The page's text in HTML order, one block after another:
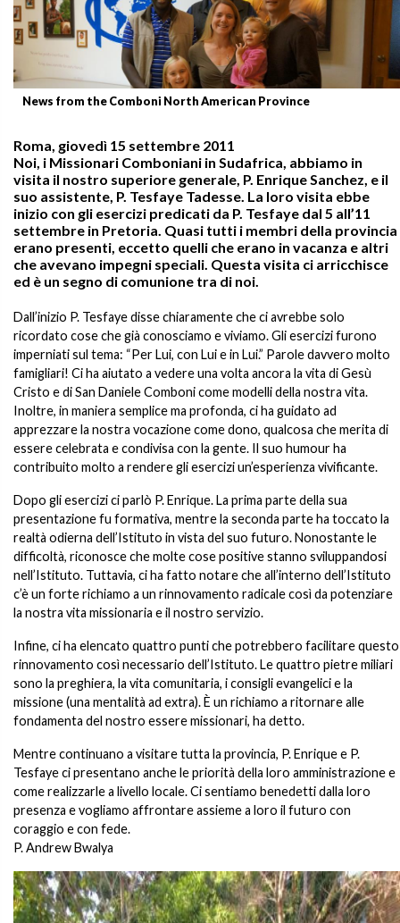
News from the Comboni North American Province
Roma, giovedì 15 settembre 2011
Noi, i Missionari Comboniani in Sudafrica, abbiamo in
visita il nostro superiore generale, P. Enrique Sanchez, e il
suo assistente, P. Tesfaye Tadesse. La loro visita ebbe
inizio con gli esercizi predicati da P. Tesfaye dal 5 all’11
settembre in Pretoria. Quasi tutti i membri della provincia
erano presenti, eccetto quelli che erano in vacanza e altri
che avevano impegni speciali. Questa visita ci arricchisce
ed è un segno di comunione tra di noi.
Dall’inizio P. Tesfaye disse chiaramente che ci avrebbe solo
ricordato cose che già conosciamo e viviamo. Gli esercizi furono
imperniati sul tema: “Per Lui, con Lui e in Lui.” Parole davvero molto
famigliari! Ci ha aiutato a vedere una volta ancora la vita di Gesù
Cristo e di San Daniele Comboni come modelli della nostra vita.
Inoltre, in maniera semplice ma profonda, ci ha guidato ad
apprezzare la nostra vocazione come dono, qualcosa che merita di
essere celebrata e condivisa con la gente. Il suo humour ha
contribuito molto a rendere gli esercizi un’esperienza vivificante.
Dopo gli esercizi ci parlò P. Enrique. La prima parte della sua
presentazione fu formativa, mentre la seconda parte ha toccato la
realtà odierna dell’Istituto in vista del suo futuro. Nonostante le
difficoltà, riconosce che molte cose positive stanno sviluppandosi
nell’Istituto. Tuttavia, ci ha fatto notare che all’interno dell’Istituto
c’è un forte richiamo a un rinnovamento radicale così da potenziare
la nostra vita missionaria e il nostro servizio.
Infine, ci ha elencato quattro punti che potrebbero facilitare questo
rinnovamento così necessario dell’Istituto. Le quattro pietre miliari
sono la preghiera, la vita comunitaria, i consigli evangelici e la
missione (una mentalità ad extra). È un richiamo a ritornare alle
fondamenta del nostro essere missionari, ha detto.
Mentre continuano a visitare tutta la provincia, P. Enrique e P.
Tesfaye ci presentano anche le priorità della loro amministrazione e
come realizzarle a livello locale. Ci sentiamo benedetti dalla loro
presenza e vogliamo affrontare assieme a loro il futuro con
coraggio e con fede.
P. Andrew Bwalya